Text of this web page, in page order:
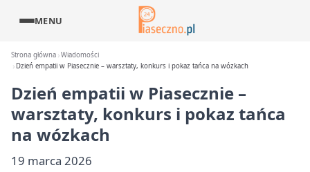
MENU
Strona główna Wiadomości
Dzień empatii w Piasecznie – warsztaty, konkurs i pokaz tańca na wózkach
Dzień empatii w Piasecznie –
warsztaty, konkurs i pokaz tańca
na wózkach
19 marca 2026